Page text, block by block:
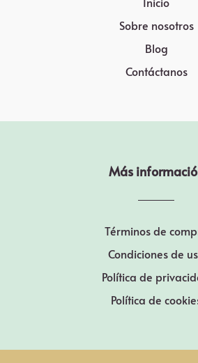
Sobre nosotros
Blog
Contáctanos
Más
Términos de
Condiciones de
Política de
Política de